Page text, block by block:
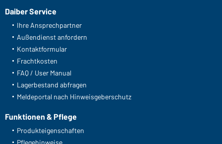
Daiber Service
Ihre Ansprechpartner
Außendienst anfordern
Kontaktformular
Frachtkosten
FAQ / User Manual
Lagerbestand abfragen
Meldeportal nach Hinweisgeberschutz
Funktionen & Pflege
Produkteigenschaften
Pflegehinweise